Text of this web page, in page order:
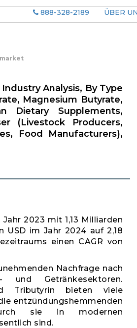
888-328-2189 ÜBER
Analysis, By Type
Magnesium Butyrate,
Dietary Supplements,
(Livestock Producers,
Food Manufacturers),
2023 mit 1,13 Milliarden
USD im Jahr 2024 auf 2,18
einen CAGR von
Nachfrage nach
und Getränkesektoren.
Tributyrin bieten viele
entzündungshemmenden
sie in modernen
sind.